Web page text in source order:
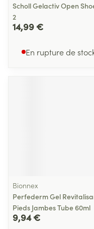
Scholl Gelactiv Open
2
14,99 €
En rupture de
Bionnex
Perfederm Gel
Pieds Jambes Tube 60ml
9,94 €